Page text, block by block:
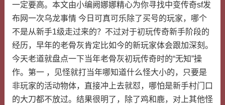
一定要高。本文由小编阙娜娜精心为你寻找中变传奇sf发
布网一次乌龙事情 今日可真可乐除了买号的玩家，哪个
不是从新手1级走过来的？不过对于初玩传奇新手阶段的
经历，早年的老骨灰肯定比如今的新玩家体会跟加深刻。
今天老道就盘点一下当年老骨灰初玩传奇时的“无知”操
作。第一 ，见怪就打当年哪知道什么怪大小的，只要是
非玩家的活动物体，直接冲上去就怼，哪怕是新手村门口
的大刀都不放过。结果很明了，除了鸡和鹿，对上其他怪